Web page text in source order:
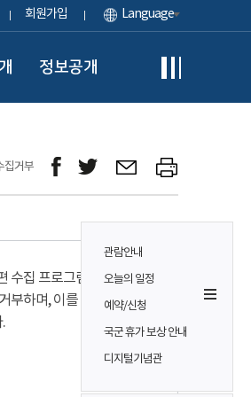
회원가입 Language
정보공개
관람안내
오늘의 일정
예약/신청
국군 휴가 보상 안내
디지털기념관
집거부
수집 프로그램이나
부하며, 이를 위반시